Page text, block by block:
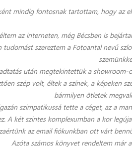
mindig fontosnak tartottam, hogy az
az interneten, még Bécsben is
tudomást szereztem a Fotoantal nevű
után megtekintettük a
szép volt, éltek a színek, a képeken
bármilyen ötletek
szimpatikussá tette a céget, az a
A két szintes komplexumban a kor
az email fiókunkban ott várt
Azóta számos könyvet rendeltem már